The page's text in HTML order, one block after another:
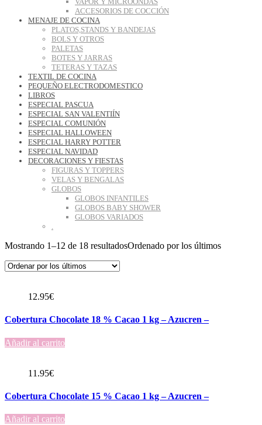
ACCESORIOS DE COCCIÓN
MENAJE DE COCINA
PLATOS,STANDS Y BANDEJAS
BOLS Y OTROS
PALETAS
BOTES Y JARRAS
TETERAS Y TAZAS
TEXTIL DE COCINA
PEQUEÑO ELECTRODOMESTICO
LIBROS
ESPECIAL PASCUA
ESPECIAL SAN VALENTIÍN
ESPECIAL COMUNIÓN
ESPECIAL HALLOWEEN
ESPECIAL HARRY POTTER
ESPECIAL NAVIDAD
DECORACIONES Y FIESTAS
FIGURAS Y TOPPERS
VELAS Y BENGALAS
GLOBOS
GLOBOS INFANTILES
GLOBOS BABY SHOWER
GLOBOS VARIADOS
.
Mostrando 1–12 de 18 resultadosOrdenado por los últimos
12.95€
Cobertura Chocolate 18 % Cacao 1 kg – Azucren –
Añadir al carrito
11.95€
Cobertura Chocolate 15 % Cacao 1 kg – Azucren –
Añadir al carrito